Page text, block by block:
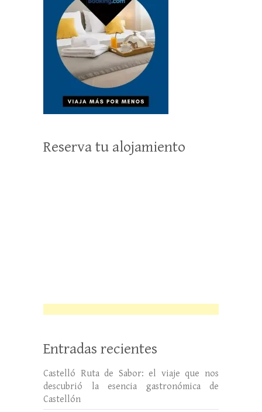
Reserva tu alojamiento
Entradas recientes
Castelló Ruta de Sabor: el viaje que nos
descubrió la esencia gastronómica de
Castellón